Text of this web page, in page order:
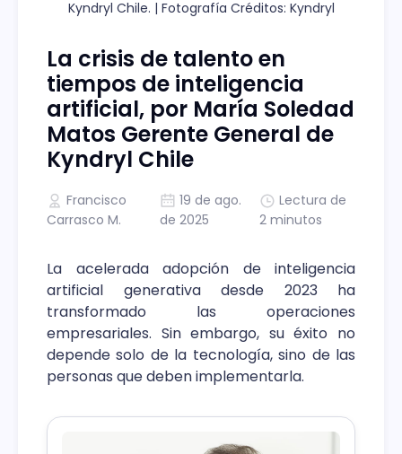
Kyndryl Chile. | Fotografía Créditos: Kyndryl
La crisis de talento en
tiempos de inteligencia
artificial, por María Soledad
Matos Gerente General de
Kyndryl Chile
Francisco
Carrasco M.
19 de ago.
de 2025
Lectura de
2 minutos
La acelerada adopción de inteligencia
artificial generativa desde 2023 ha
transformado las operaciones
empresariales. Sin embargo, su éxito no
depende solo de la tecnología, sino de las
personas que deben implementarla.